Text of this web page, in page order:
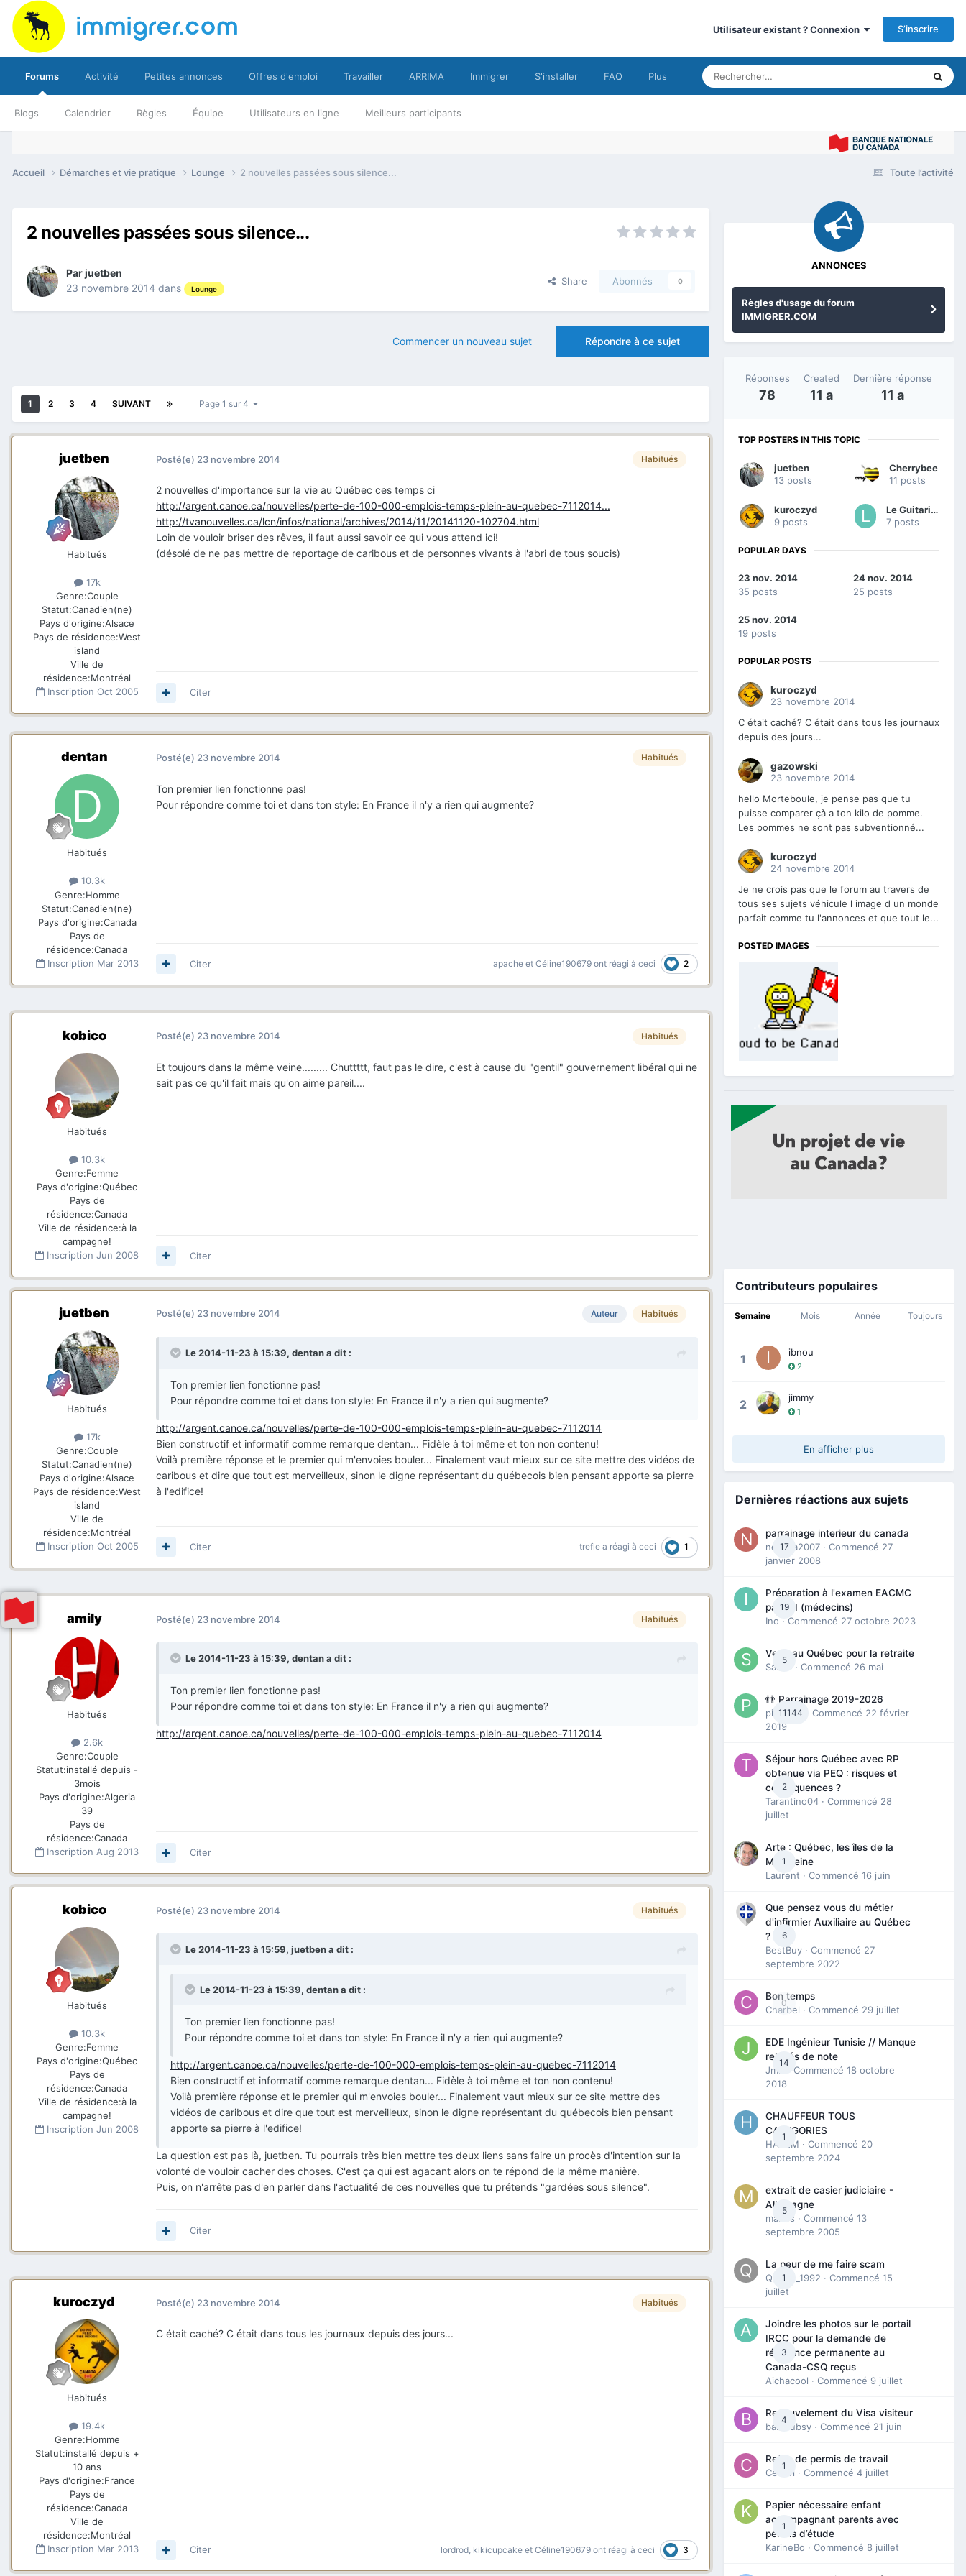
Utilisateur existant ? Connexion S’inscrire
Forums
Blogs Calendrier Règles Équipe Utilisateurs en ligne Meilleurs participants
Activité Petites annonces Offres d'emploi Travailler ARRIMA Immigrer S'installer FAQ Plus
Toute l’activité
Accueil Démarches et vie pratique Lounge 2 nouvelles passées sous silence...
2 nouvelles passées sous silence...
Parjuetben
23 novembre 2014 dans Lounge
Share Abonnés 0
Répondre à ce sujet
Commencer un nouveau sujet
1 2 3 4 SUIVANT Page 1 sur 4
juetben
Habitués
17k
Genre:Couple
Statut:Canadien(ne)
Pays d'origine:Alsace
Pays de résidence:West
island
Ville de
résidence:Montréal
Inscription Oct 2005
Habitués
Posté(e) 23 novembre 2014
2 nouvelles d'importance sur la vie au Québec ces temps ci
http://argent.canoe.ca/nouvelles/perte-de-100-000-emplois-temps-plein-au-quebec-7112014...
http://tvanouvelles.ca/lcn/infos/national/archives/2014/11/20141120-102704.html
Loin de vouloir briser des rêves, il faut aussi savoir ce qui vous attend ici!
(désolé de ne pas mettre de reportage de caribous et de personnes vivants à l'abri de tous soucis)
Citer
dentan
Habitués
10.3k
Genre:Homme
Statut:Canadien(ne)
Pays d'origine:Canada
Pays de
résidence:Canada
Inscription Mar 2013
Habitués
Posté(e) 23 novembre 2014
Ton premier lien fonctionne pas!
Pour répondre comme toi et dans ton style: En France il n'y a rien qui augmente?
apache et Céline190679 ont réagi à ceci 2
Citer
kobico
Habitués
10.3k
Genre:Femme
Pays d'origine:Québec
Pays de
résidence:Canada
Ville de résidence:à la
campagne!
Inscription Jun 2008
Habitués
Posté(e) 23 novembre 2014
Et toujours dans la même veine......... Chuttttt, faut pas le dire, c'est à cause du "gentil" gouvernement libéral qui ne
sait pas ce qu'il fait mais qu'on aime pareil....
Citer
juetben
Habitués
17k
Genre:Couple
Statut:Canadien(ne)
Pays d'origine:Alsace
Pays de résidence:West
island
Ville de
résidence:Montréal
Inscription Oct 2005
Auteur Habitués
Posté(e) 23 novembre 2014
Le 2014-11-23 à 15:39, dentan a dit :
Ton premier lien fonctionne pas!
Pour répondre comme toi et dans ton style: En France il n'y a rien qui augmente?
http://argent.canoe.ca/nouvelles/perte-de-100-000-emplois-temps-plein-au-quebec-7112014
Bien constructif et informatif comme remarque dentan... Fidèle à toi même et ton non contenu!
Voilà première réponse et le premier qui m'envoies bouler... Finalement vaut mieux sur ce site mettre des vidéos de
caribous et dire que tout est merveilleux, sinon le digne représentant du québecois bien pensant apporte sa pierre
à l'edifice!
trefle a réagi à ceci 1
Citer
amily
Habitués
2.6k
Genre:Couple
Statut:installé depuis -
3mois
Pays d'origine:Algeria
39
Pays de
résidence:Canada
Inscription Aug 2013
Habitués
Posté(e) 23 novembre 2014
Le 2014-11-23 à 15:39, dentan a dit :
Ton premier lien fonctionne pas!
Pour répondre comme toi et dans ton style: En France il n'y a rien qui augmente?
http://argent.canoe.ca/nouvelles/perte-de-100-000-emplois-temps-plein-au-quebec-7112014
Citer
kobico
Habitués
10.3k
Genre:Femme
Pays d'origine:Québec
Pays de
résidence:Canada
Ville de résidence:à la
campagne!
Inscription Jun 2008
Habitués
Posté(e) 23 novembre 2014
Le 2014-11-23 à 15:59, juetben a dit :
Le 2014-11-23 à 15:39, dentan a dit :
Ton premier lien fonctionne pas!
Pour répondre comme toi et dans ton style: En France il n'y a rien qui augmente?
http://argent.canoe.ca/nouvelles/perte-de-100-000-emplois-temps-plein-au-quebec-7112014
Bien constructif et informatif comme remarque dentan... Fidèle à toi même et ton non contenu!
Voilà première réponse et le premier qui m'envoies bouler... Finalement vaut mieux sur ce site mettre des
vidéos de caribous et dire que tout est merveilleux, sinon le digne représentant du québecois bien pensant
apporte sa pierre à l'edifice!
La question est pas là, juetben. Tu pourrais très bien mettre tes deux liens sans faire un procès d'intention sur la
volonté de vouloir cacher des choses. C'est ça qui est agacant alors on te répond de la même manière.
Puis, on n'arrête pas d'en parler dans l'actualité de ces nouvelles que tu prétends "gardées sous silence".
Citer
kuroczyd
Habitués
19.4k
Genre:Homme
Statut:installé depuis +
10 ans
Pays d'origine:France
Pays de
résidence:Canada
Ville de
résidence:Montréal
Inscription Mar 2013
Habitués
Posté(e) 23 novembre 2014
C était caché? C était dans tous les journaux depuis des jours...
lordrod kikicupcake et Céline190679 ont réagi à ceci 3
Citer
ANNONCES
Règles d'usage du forum
IMMIGRER.COM
Réponses
78
Created
11 a
Dernière réponse
11 a
TOP POSTERS IN THIS TOPIC
juetben
13 posts
Cherrybee
11 posts
kuroczyd
9 posts
Le Guitariste
7 posts
POPULAR DAYS
23 nov. 2014
35 posts
24 nov. 2014
25 posts
25 nov. 2014
19 posts
POPULAR POSTS
kuroczyd
23 novembre 2014
C était caché? C était dans tous les journaux
depuis des jours...
gazowski
23 novembre 2014
hello Morteboule, je pense pas que tu
puisse comparer çà a ton kilo de pomme.
Les pommes ne sont pas subventionné...
kuroczyd
24 novembre 2014
Je ne crois pas que le forum au travers de
tous ses sujets véhicule l image d un monde
parfait comme tu l'annonces et que tout le...
POSTED IMAGES
Contributeurs populaires
Semaine Mois Année Toujours
1 ibnou
2
2 jimmy
1
En afficher plus
Dernières réactions aux sujets
17
parrainage interieur du canada
nedjma2007 · Commencé 27
janvier 2008
19
Préparation à l'examen EACMC
partie I (médecins)
Ino · Commencé 27 octobre 2023
5
Venir au Québec pour la retraite
Sab74
· Commencé 26 mai
11144
👬 Parrainage 2019-2026
piinoush
· Commencé 22 février
2019
2
Séjour hors Québec avec RP
obtenue via PEQ : risques et
conséquences ?
Tarantino04 · Commencé 28
juillet
1
Arte : Québec, les îles de la
Madeleine
Laurent · Commencé 16 juin
6
Que pensez vous du métier
d'infirmier Auxiliaire au Québec
?
BestBuy · Commencé 27
septembre 2022
0
Bon temps
Charbel · Commencé 29 juillet
14
EDE Ingénieur Tunisie // Manque
relevés de note
Jmili
· Commencé 18 octobre
2018
1
CHAUFFEUR TOUS
CATEGORIES
HAZEM · Commencé 20
septembre 2024
5
extrait de casier judiciaire -
Allemagne
maries · Commencé 13
septembre 2005
1
La peur de me faire scam
Queen_1992 · Commencé 15
juillet
3
Joindre les photos sur le portail
IRCC pour la demande de
résidence permanente au
Canada-CSQ reçus
Aichacool · Commencé 9 juillet
4
Renouvelement du Visa visiteur
babibubsy · Commencé 21 juin
1
Refus de permis de travail
Cedbri · Commencé 4 juillet
1
Papier nécessaire enfant
accompagnant parents avec
permis d’étude
KarineBo · Commencé 8 juillet